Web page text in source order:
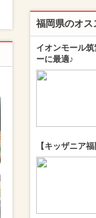
福岡県のオス
イオンモール
ーに最適♪
【キッザニア